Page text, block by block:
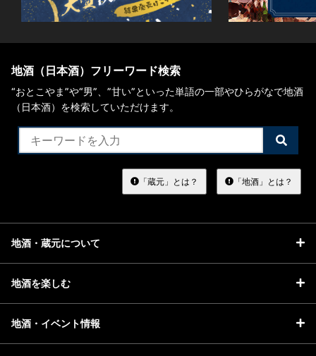
地酒（日本酒）フリーワード検索
“おとこやま”や“男”、”甘い”といった単語の一部やひらがなで地酒
（日本酒）を検索していただけます。
検
索
る
「蔵元」とは？ 「地酒」とは？
地酒・蔵元について
地酒を楽しむ
地酒・イベント情報